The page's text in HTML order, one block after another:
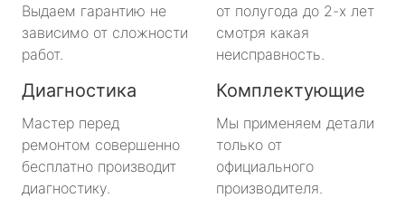
Выдаем гарантию не
зависимо от сложности
работ.
от полугода до 2-х лет
смотря какая
неисправность.
Диагностика
Мастер перед
ремонтом совершенно
бесплатно производит
диагностику.
Комплектующие
Мы применяем детали
только от
официального
производителя.